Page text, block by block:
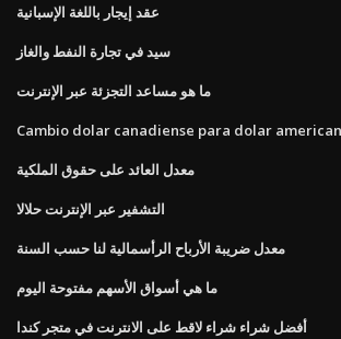
عقد إيجار باللغة الإسبانية
سيد في تجارة النفط والغاز
ما هو مساعد التجزئة عبر الإنترنت
Cambio dolar canadiense para dolar
معدل العائد على حقوق الملكية
التشفير عبر الإنترنت حلالا
معدل ضريبة الأرباح الرأسمالية لنا حسب السنة
ما هي أسواق الأسهم مفتوحة اليوم
أفضل شراء شراء لاقط على الانترنت في متجر كندا